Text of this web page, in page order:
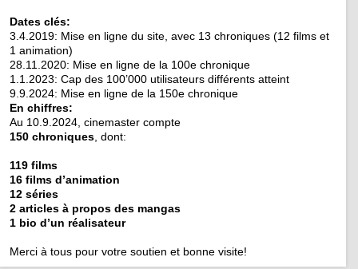
Dates clés:
3.4.2019: Mise en ligne du site, avec 13 chroniques (12 films et
1 animation)
28.11.2020: Mise en ligne de la 100e chronique
1.1.2023: Cap des 100’000 utilisateurs différents atteint
9.9.2024: Mise en ligne de la 150e chronique
En chiffres:
Au 10.9.2024, cinemaster compte
150 chroniques, dont:
119 films
16 films d’animation
12 séries
2 articles à propos des mangas
1 bio d’un réalisateur
Merci à tous pour votre soutien et bonne visite!